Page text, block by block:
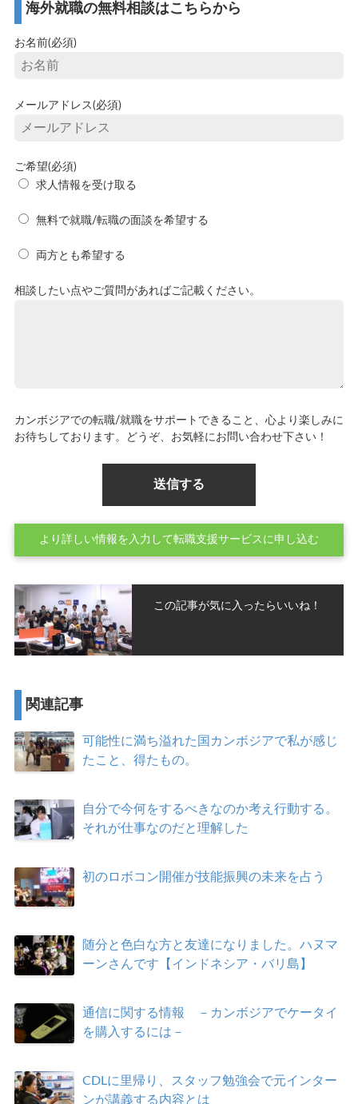
海外就職の無料相談はこちらから
お名前(必須)
メールアドレス(必須)
ご希望(必須)
求人情報を受け取る
無料で就職/転職の面談を希望する
両方とも希望する
相談したい点やご質問があればご記載ください。
カンボジアでの転職/就職をサポートできること、心より楽しみに
お待ちしております。どうぞ、お気軽にお問い合わせ下さい！
より詳しい情報を入力して転職支援サービスに申し込む
この記事が気に入ったらいいね！
関連記事
可能性に満ち溢れた国カンボジアで私が感じ
たこと、得たもの。
自分で今何をするべきなのか考え行動する。
それが仕事なのだと理解した
初のロボコン開催が技能振興の未来を占う
随分と色白な方と友達になりました。ハヌマ
ーンさんです【インドネシア・バリ島】
通信に関する情報 －カンボジアでケータイ
を購入するには－
CDLに里帰り、スタッフ勉強会で元インター
ンが講義する内容とは